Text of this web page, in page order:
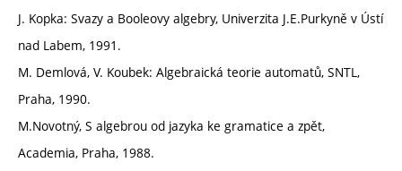
J. Kopka: Svazy a Booleovy algebry, Univerzita J.E.Purkyně v Ústí
nad Labem, 1991.
M. Demlová, V. Koubek: Algebraická teorie automatů, SNTL,
Praha, 1990.
M.Novotný, S algebrou od jazyka ke gramatice a zpět,
Academia, Praha, 1988.